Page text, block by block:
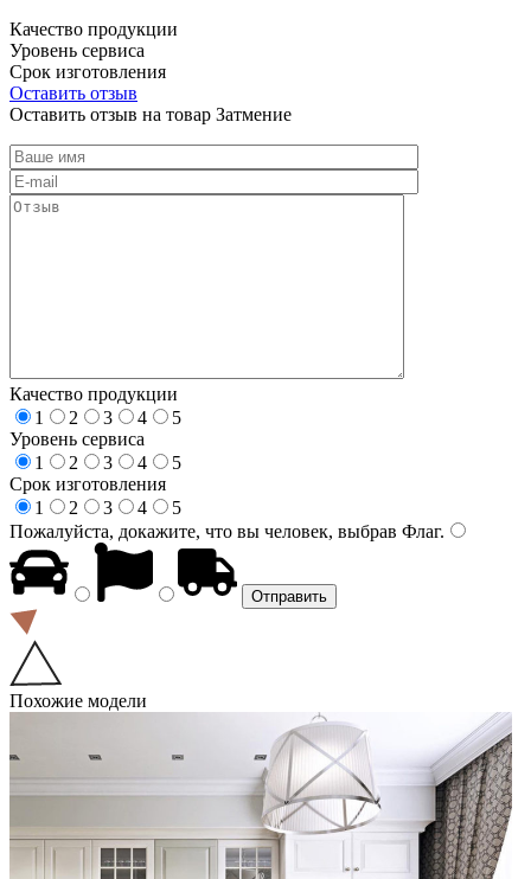
Качество продукции
Уровень сервиса
Срок изготовления
Оставить отзыв
Оставить отзыв на товар Затмение
Качество продукции
1
2 3 4
5
Уровень сервиса
1
2 3 4
5
Срок изготовления
1
2 3 4
5
Пожалуйста, докажите, что вы человек, выбрав Флаг.
Похожие модели